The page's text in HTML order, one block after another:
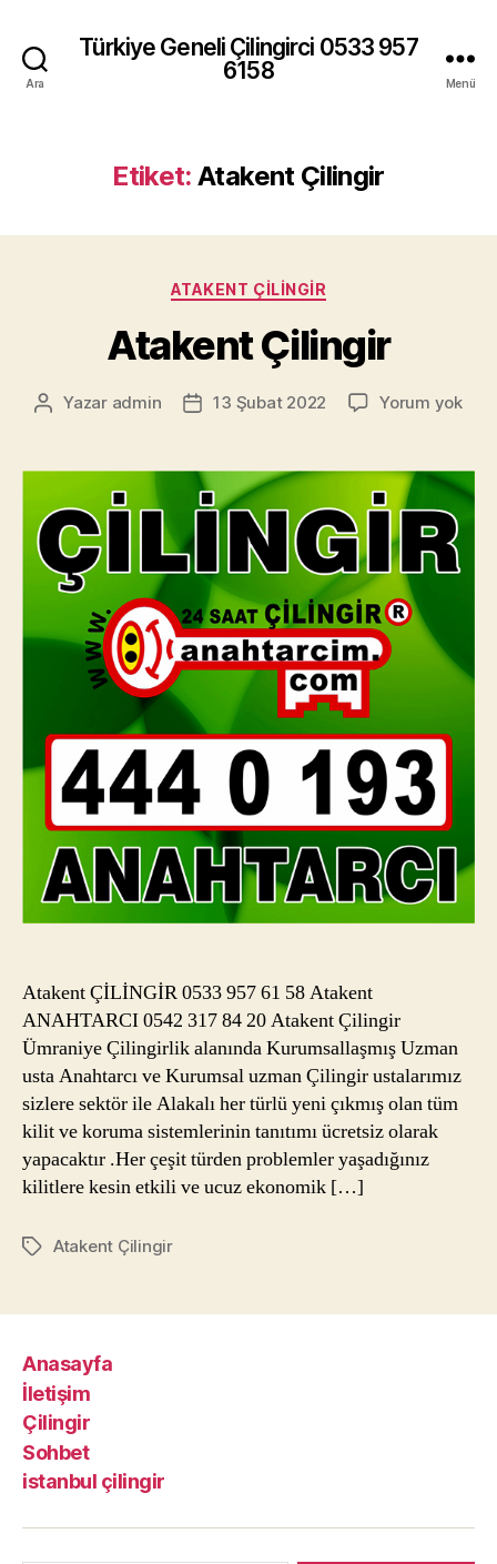
Ara
Türkiye Geneli Çilingirci 0533 957
6158
Menü
Etiket: Atakent Çilingir
Kategoriler
ATAKENT ÇILINGIR
Atakent Çilingir
Yazının
Yazar admin
Yazı13 Şubat 2022 Yorum yok
Atakent ÇİLİNGİR 0533 957 61 58 Atakent
ANAHTARCI 0542 317 84 20 Atakent Çilingir
Ümraniye Çilingirlik alanında Kurumsallaşmış Uzman
usta Anahtarcı ve Kurumsal uzman Çilingir ustalarımız
sizlere sektör ile Alakalı her türlü yeni çıkmış olan tüm
kilit ve koruma sistemlerinin tanıtımı ücretsiz olarak
yapacaktır .Her çeşit türden problemler yaşadığınız
kilitlere kesin etkili ve ucuz ekonomik […]
EtiketlerAtakent Çilingir
Anasayfa
İletişim
Çilingir
Sohbet
istanbul çilingir